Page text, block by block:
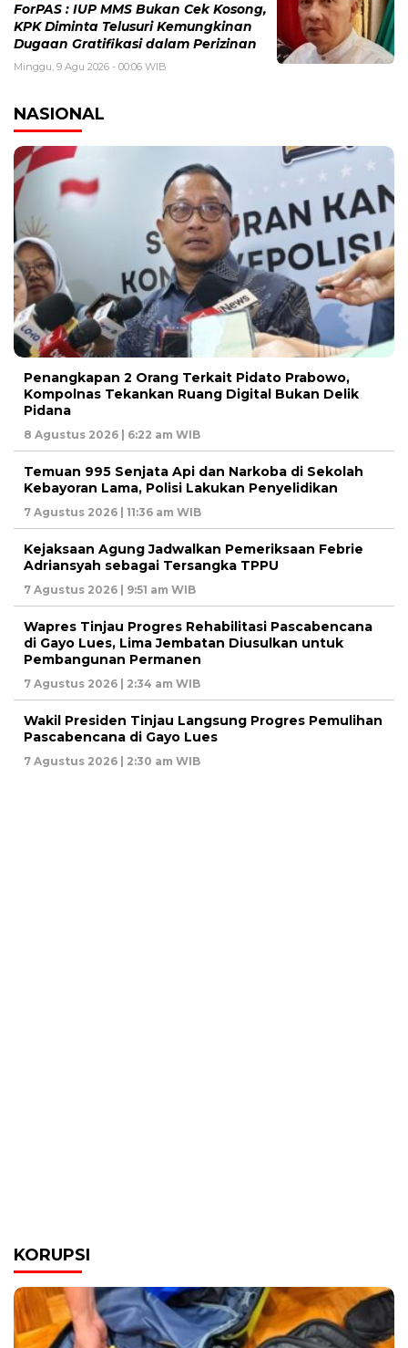
ForPAS : IUP MMS Bukan Cek Kosong,
KPK Diminta Telusuri Kemungkinan
Dugaan Gratifikasi dalam Perizinan
Minggu, 9 Agu 2026 - 00:06 WIB
NASIONAL
Penangkapan 2 Orang Terkait Pidato Prabowo,
Kompolnas Tekankan Ruang Digital Bukan Delik
Pidana
8 Agustus 2026 | 6:22 am WIB
Temuan 995 Senjata Api dan Narkoba di Sekolah
Kebayoran Lama, Polisi Lakukan Penyelidikan
7 Agustus 2026 | 11:36 am WIB
Kejaksaan Agung Jadwalkan Pemeriksaan Febrie
Adriansyah sebagai Tersangka TPPU
7 Agustus 2026 | 9:51 am WIB
Wapres Tinjau Progres Rehabilitasi Pascabencana
di Gayo Lues, Lima Jembatan Diusulkan untuk
Pembangunan Permanen
7 Agustus 2026 | 2:34 am WIB
Wakil Presiden Tinjau Langsung Progres Pemulihan
Pascabencana di Gayo Lues
7 Agustus 2026 | 2:30 am WIB
KORUPSI